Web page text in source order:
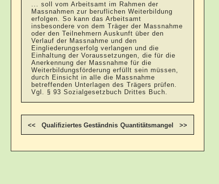
... soll vom Arbeitsamt im Rahmen der
Massnahmen zur beruflichen Weiterbildung
erfolgen. So kann das Arbeitsamt
insbesondere von dem Träger der Massnahme
oder den Teilnehmern Auskunft über den
Verlauf der Massnahme und den
Eingliederungserfolg verlangen und die
Einhaltung der Voraussetzungen, die für die
Anerkennung der Massnahme für die
Weiterbildungsförderung erfüllt sein müssen,
durch Einsicht in alle die Massnahme
betreffenden Unterlagen des Trägers prüfen.
Vgl. § 93 Sozialgesetzbuch Drittes Buch.
<< Qualifiziertes Geständnis Quantitätsmangel >>